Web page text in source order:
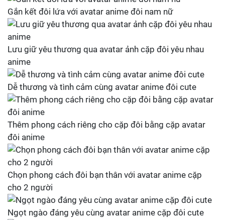
Gắn kết đôi lứa với avatar anime đôi nam nữ
Lưu giữ yêu thương qua avatar ảnh cặp đôi yêu nhau
anime
Dễ thương và tình cảm cùng avatar anime đôi cute
Thêm phong cách riêng cho cặp đôi bằng cặp avatar
đôi anime
Chọn phong cách đôi bạn thân với avatar anime cặp
cho 2 người
Ngọt ngào đáng yêu cùng avatar anime cặp đôi cute